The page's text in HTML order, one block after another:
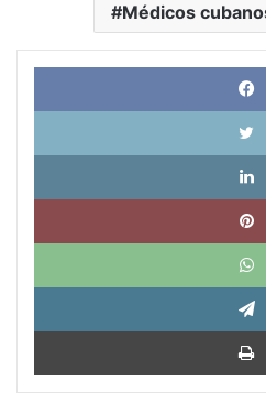
Médicos